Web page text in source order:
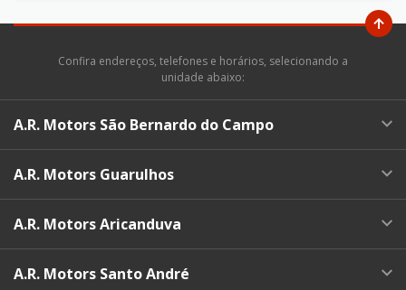
Confira endereços, telefones e horários, selecionando a
unidade abaixo:
A.R. Motors São Bernardo do Campo
A.R. Motors Guarulhos
A.R. Motors Aricanduva
A.R. Motors Santo André